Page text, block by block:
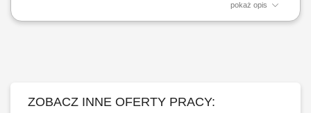
pokaż opis
Prowadzenie całościowej diagnozy oraz indywidualnego procesu
ZOBACZ INNE OFERTY PRACY: